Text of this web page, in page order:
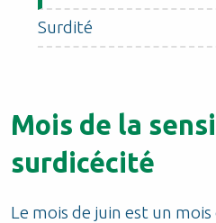
Surdité
Mois de la
surdicécité
Le mois de juin est un mois